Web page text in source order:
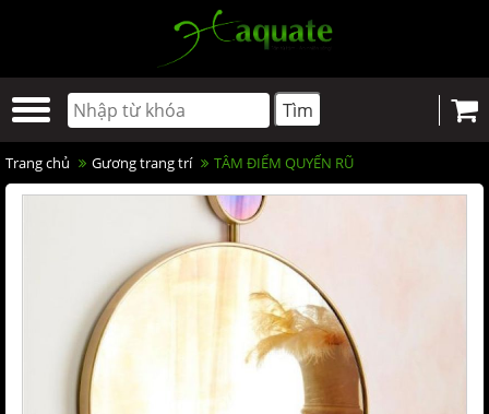
Trang chủ Gương trang trí TÂM ĐIỂM QUYẾN RŨ